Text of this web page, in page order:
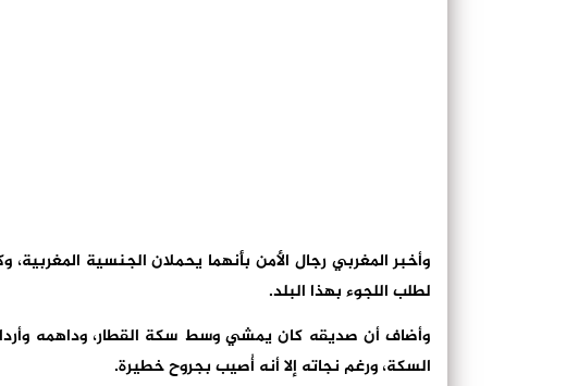
وأخبر المغربي رجال الأمن بأنهما يحملان الجنسية
لطلب اللجوء بهذا البلد.
وأضاف أن صديقه كان يمشي وسط سكة القطار، وداهمه
السكة، ورغم نجاته إلا أنه أُصيب بجروح خطيرة.